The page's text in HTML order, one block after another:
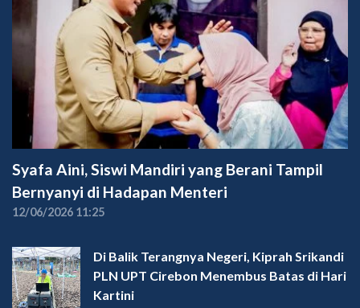
Syafa Aini, Siswi Mandiri yang Berani Tampil
Bernyanyi di Hadapan Menteri
12/06/2026 11:25
Di Balik Terangnya Negeri, Kiprah Srikandi
PLN UPT Cirebon Menembus Batas di Hari
Kartini